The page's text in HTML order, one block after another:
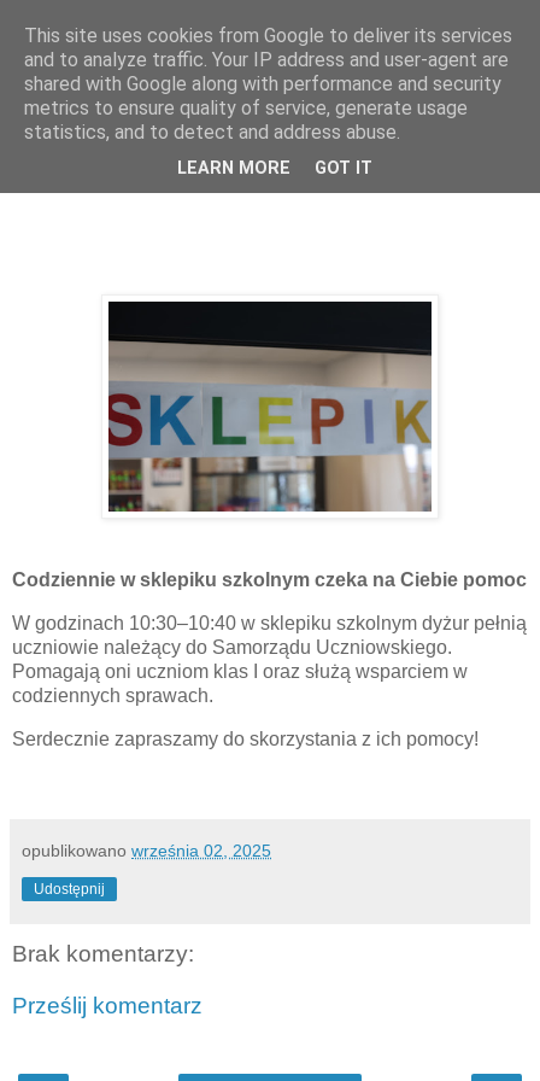
AS Inowrocław
wtorek, 2 września 2025
Codziennie w sklepiku szkolnym!
Codziennie w sklepiku szkolnym czeka na Ciebie pomoc
W godzinach 10:30–10:40 w sklepiku szkolnym dyżur pełnią
uczniowie należący do Samorządu Uczniowskiego.
Pomagają oni uczniom klas I oraz służą wsparciem w
codziennych sprawach.
Serdecznie zapraszamy do skorzystania z ich pomocy!
opublikowano września 02, 2025
Udostępnij
Brak komentarzy:
Prześlij komentarz
This site uses cookies from Google to deliver its services
and to analyze traffic. Your IP address and user-agent are
shared with Google along with performance and security
metrics to ensure quality of service, generate usage
statistics, and to detect and address abuse.
LEARN MORE GOT IT